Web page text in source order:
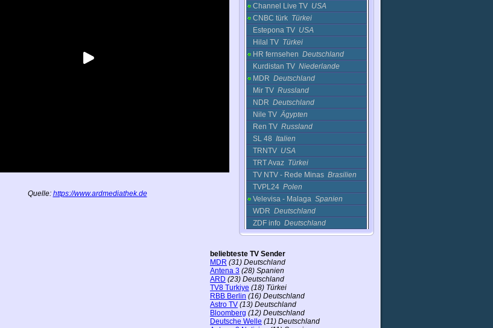
Quelle: https://www.ardmediathek.de
Channel Live TV USA
CNBC türk Türkei
Estepona TV USA
Hilal TV Türkei
HR fernsehen Deutschland
Kurdistan TV Niederlande
MDR Deutschland
Mir TV Russland
NDR Deutschland
Nile TVÄgypten
Ren TV Russland
SL 48 Italien
TRNTV USA
TRT Avaz Türkei
TV NTV - Rede Minas Brasilien
TVPL24 Polen
Velevisa - Malaga Spanien
WDR Deutschland
ZDF info Deutschland
ZDF neoDeutschland
Spiele
Sport
Unterhaltung
beliebteste TV Sender
MDR (31) Deutschland
Antena 3 (28) Spanien
ARD (23) Deutschland
TV8 Turkiye (18) Türkei
RBB Berlin (16) Deutschland
Astro TV (13) Deutschland
Bloomberg (12) Deutschland
Deutsche Welle (11) Deutschland